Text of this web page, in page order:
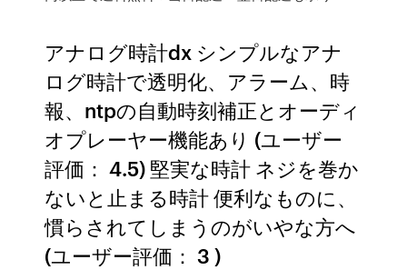
アナログ時計dx シンプルなアナ
ログ時計で透明化、アラーム、時
報、ntpの自動時刻補正とオーディ
オプレーヤー機能あり (ユーザー
評価： 4.5) 堅実な時計 ネジを巻か
ないと止まる時計 便利なものに、
慣らされてしまうのがいやな方へ
(ユーザー評価： 3 )